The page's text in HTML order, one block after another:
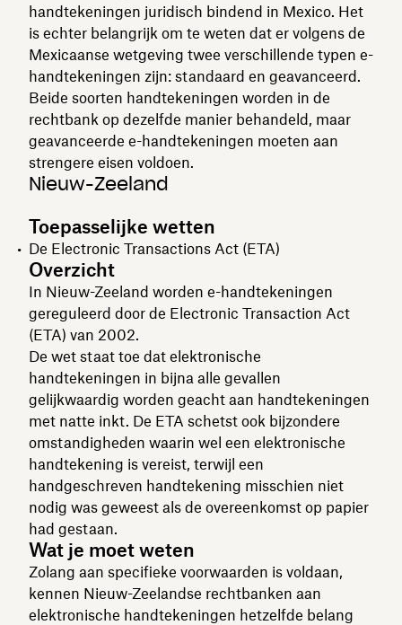
handtekeningen juridisch bindend in Mexico. Het
is echter belangrijk om te weten dat er volgens de
Mexicaanse wetgeving twee verschillende typen e-
handtekeningen zijn: standaard en geavanceerd.
Beide soorten handtekeningen worden in de
rechtbank op dezelfde manier behandeld, maar
geavanceerde e-handtekeningen moeten aan
strengere eisen voldoen.
Nieuw-Zeeland
Toepasselijke wetten
De Electronic Transactions Act (ETA)
Overzicht
In Nieuw-Zeeland worden e-handtekeningen
gereguleerd door de Electronic Transaction Act
(ETA) van 2002.
De wet staat toe dat elektronische
handtekeningen in bijna alle gevallen
gelijkwaardig worden geacht aan handtekeningen
met natte inkt. De ETA schetst ook bijzondere
omstandigheden waarin wel een elektronische
handtekening is vereist, terwijl een
handgeschreven handtekening misschien niet
nodig was geweest als de overeenkomst op papier
had gestaan.
Wat je moet weten
Zolang aan specifieke voorwaarden is voldaan,
kennen Nieuw-Zeelandse rechtbanken aan
elektronische handtekeningen hetzelfde belang